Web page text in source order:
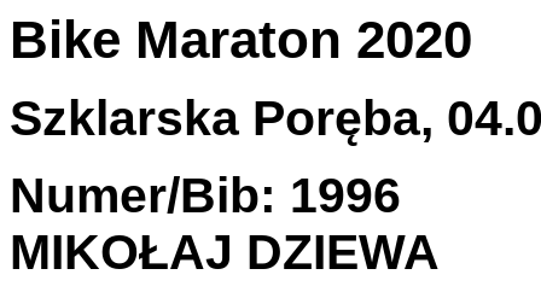
Bike Maraton 2020
Szklarska Poręba,
Numer/Bib: 1996
MIKOŁAJ DZIEWA